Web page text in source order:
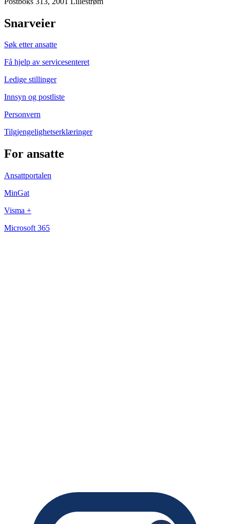
Snarveier
Søk etter ansatte
Få hjelp av servicesenteret
Ledige stillinger
Innsyn og postliste
Personvern
Tilgjengelighetserklæringer
For ansatte
Ansattportalen
MinGat
Visma +
Microsoft 365